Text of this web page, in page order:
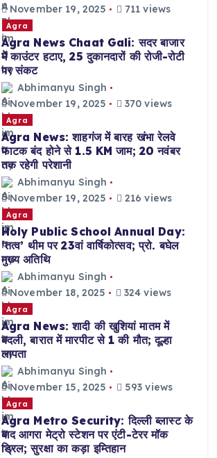
November 19, 2025
711 views
Agra
Agra News Chaat Gali: सदर बाजार
में काउंटर हटाए, 25 दुकानदारों की रोजी-रोटी
पर संकट
Abhimanyu Singh
November 19, 2025
370 views
Agra
Agra News: शाहगंज में बारह खंभा रेलवे
फाटक बंद होने से 1.5 KM जाम; 20 नवंबर
तक रहेगी परेशानी
Abhimanyu Singh
November 19, 2025
216 views
Agra
Holy Public School Annual Day:
‘तत्व’ थीम पर 23वां वार्षिकोत्सव; प्रो. बघेल
मुख्य अतिथि
Abhimanyu Singh
November 18, 2025
324 views
Agra
Agra News: शादी की खुशियां मातम में
बदली, बारात में मारपीट से 1 की मौत; दूल्हा
लापता
Abhimanyu Singh
November 15, 2025
593 views
Agra
Agra Metro Security: दिल्ली ब्लास्ट के
बाद आगरा मेट्रो स्टेशन पर एंटी-टेरर मॉक
ड्रिल; सुरक्षा का कड़ा इम्तिहान